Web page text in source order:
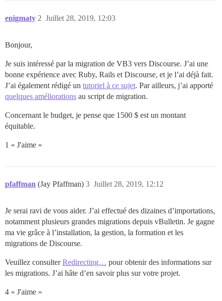
enigmaty Juillet 28, 2019, 12:03
2
Bonjour,
Je suis intéressé par la migration de VB3 vers Discourse. J’ai une
bonne expérience avec Ruby, Rails et Discourse, et je l’ai déjà fait.
J’ai également rédigé un tutoriel à ce sujet. Par ailleurs, j’ai apporté
quelques améliorations au script de migration.
Concernant le budget, je pense que 1500 $ est un montant
équitable.
1 « J'aime »
pfaffman (Jay Pfaffman) Juillet 28, 2019, 12:12
3
Je serai ravi de vous aider. J’ai effectué des dizaines d’importations,
notamment plusieurs grandes migrations depuis vBulletin. Je gagne
ma vie grâce à l’installation, la gestion, la formation et les
migrations de Discourse.
Veuillez consulterRedirecting… pour obtenir des informations sur
les migrations. J’ai hâte d’en savoir plus sur votre projet.
4 « J'aime »